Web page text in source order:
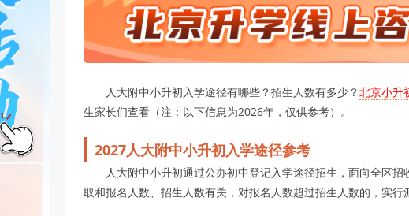
人大附中小升初入学途径有哪些？招生人数有多少？北京小升
生家长们查看（注：以下信息为2026年，仅供参考）。
2027人大附中小升初入学途径参考
人大附中小升初通过公办初中登记入学途径招生，面向全区
取和报名人数、招生人数有关，对报名人数超过招生人数的，实行